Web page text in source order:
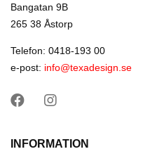
Bangatan 9B
265 38 Åstorp
Telefon: 0418-193 00
e-post: info@texadesign.se
INFORMATION